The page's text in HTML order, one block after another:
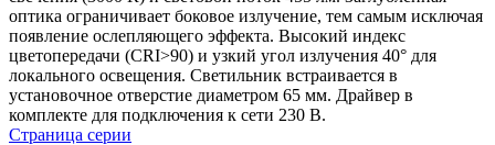
оптика ограничивает боковое излучение, тем самым исключая
появление ослепляющего эффекта. Высокий индекс
цветопередачи (CRI>90) и узкий угол излучения 40° для
локального освещения. Светильник встраивается в
установочное отверстие диаметром 65 мм. Драйвер в
комплекте для подключения к сети 230 В.
Страница серии